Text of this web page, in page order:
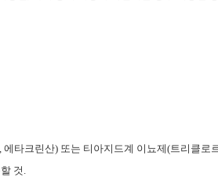
에타크린산) 또는 티아지드계 이뇨제(트리클로
것